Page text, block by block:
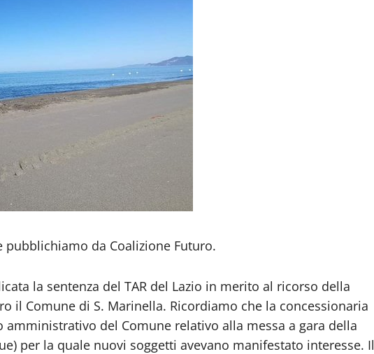
pubblichiamo da Coalizione Futuro.
la sentenza del TAR del Lazio in merito al ricorso della
il Comune di S. Marinella. Ricordiamo che la concessionaria
amministrativo del Comune relativo alla messa a gara della
per la quale nuovi soggetti avevano manifestato interesse. Il